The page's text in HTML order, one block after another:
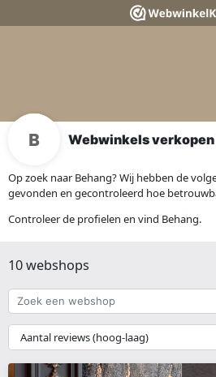
Webwinkels verkopen
Op zoek naar Behang? Wij hebben de
gevonden en gecontroleerd hoe
Controleer de profielen en vind Behang.
10 webshops
Zoek
een
webshop
{{
__('Sort')
}}